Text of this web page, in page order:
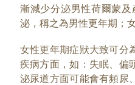
漸減少分泌男性荷爾蒙
泌，稱之為男性更年期；
女性更年期症狀大致可分
疾病方面，如：失眠、偏
泌尿道方面可能會有頻尿